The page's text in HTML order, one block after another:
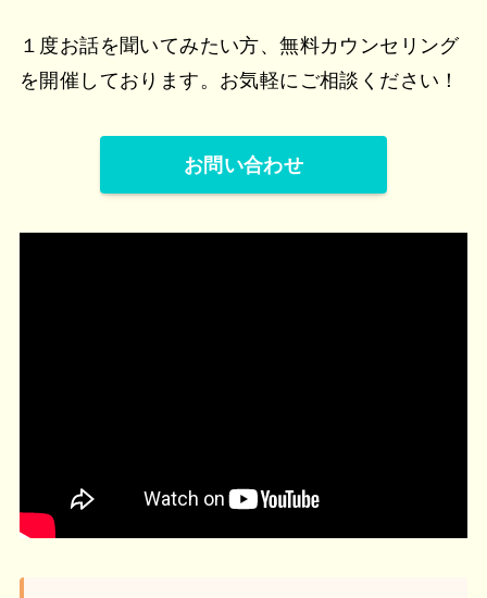
１度お話を聞いてみたい方、無料カウンセリング
を開催しております。お気軽にご相談ください！
お問い合わせ